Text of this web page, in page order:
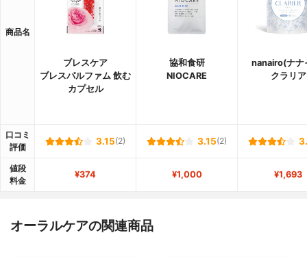
商品名
ブレスケア
ブレスパルファム 飲む
カプセル
協和食研
NIOCARE
nanairo(ナナ
クラリア
口コミ
評価
3.15(2) 3.15(2)
値段
料金
¥374 ¥1,000 ¥1,693
オーラルケアの関連商品